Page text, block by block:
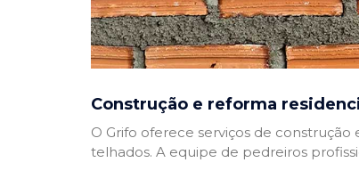
Construção e reforma
O Grifo oferece serviços de
telhados. A equipe de pedreiros